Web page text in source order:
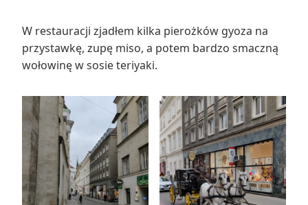
W restauracji zjadłem kilka pierożków gyoza na
przystawkę, zupę miso, a potem bardzo smaczną
wołowinę w sosie teriyaki.